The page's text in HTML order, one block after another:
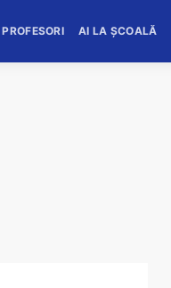
PROFESORI AI LA ȘCOALĂ